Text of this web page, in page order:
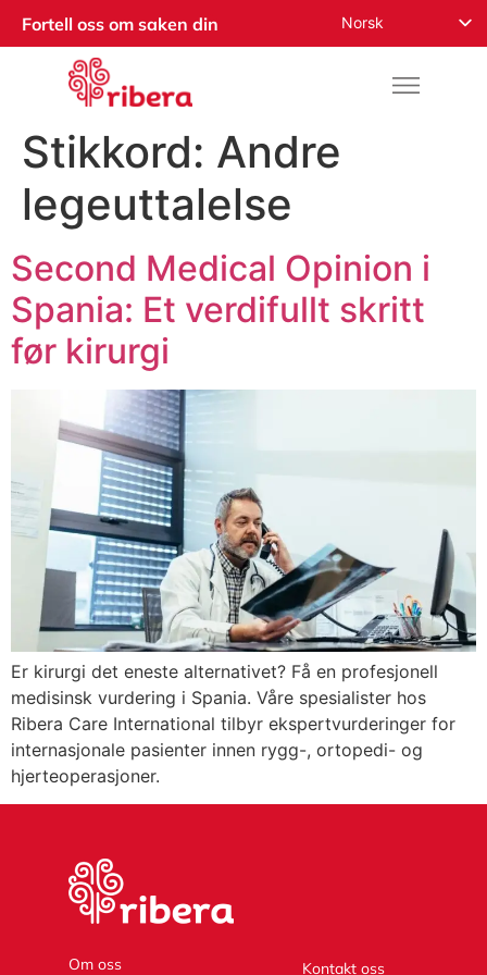
Fortell oss om saken din Norsk
Español
Nederlands
العربية
Stikkord: Andre
legeuttalelse
Second Medical Opinion i
Spania: Et verdifullt skritt
før kirurgi
Er kirurgi det eneste alternativet? Få en profesjonell
medisinsk vurdering i Spania. Våre spesialister hos
Ribera Care International tilbyr ekspertvurderinger for
internasjonale pasienter innen rygg-, ortopedi- og
hjerteoperasjoner.
Om oss
Kontakt oss